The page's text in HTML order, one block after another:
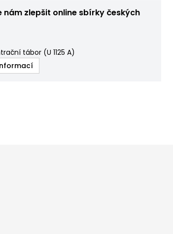
nám zlepšit online sbírky českých
tábor (U 1125 A)